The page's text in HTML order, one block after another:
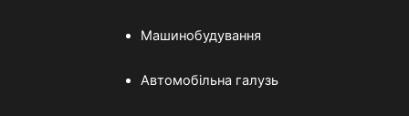
Машинобудування
Автомобільна галузь